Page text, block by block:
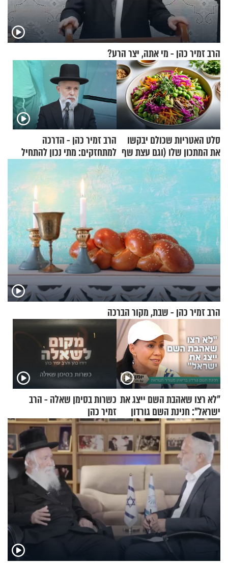
הרב זמיר כהן - מי אתה, יצר הרע?
סלט האטריות שכולם יבקשו
את המתכון שלו (וגם עצת שף
להגשת הרוטב)
הרב זמיר כהן - הדרכה
למתחזקים: מתי נכון להתחיל
עם לבישת הציצית?
הרב זמיר כהן - שבת, מקור הברכה
"לא רצו שאהבת השם ייצג את
ישראל": חנינת השם גורדון
בריאיון מעורר השראה
כשרות בסימן שאלה - הרב
זמיר כהן